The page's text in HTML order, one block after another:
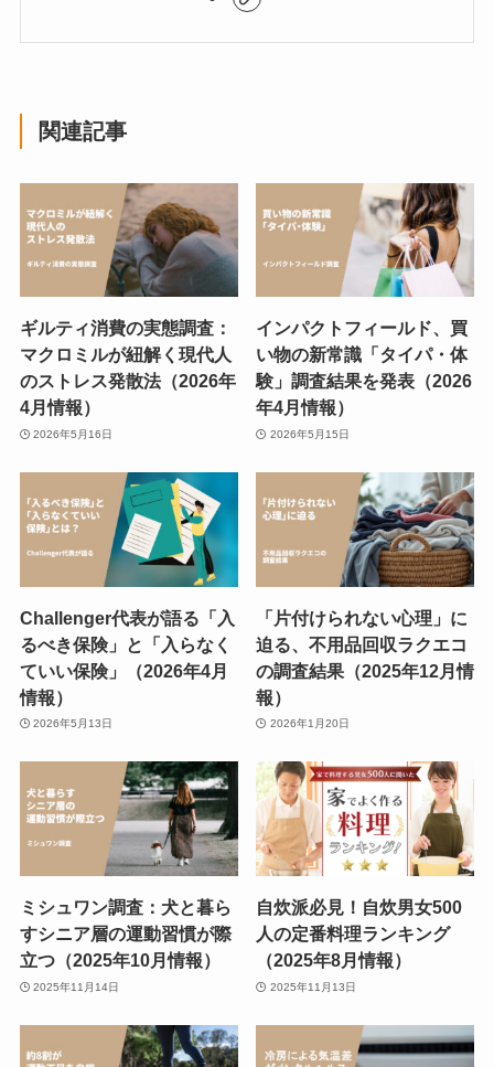
関連記事
ギルティ消費の実態調査：
マクロミルが紐解く現代人
のストレス発散法（2026年
4月情報）
2026年5月16日
インパクトフィールド、買
い物の新常識「タイパ・体
験」調査結果を発表（2026
年4月情報）
2026年5月15日
Challenger代表が語る「入
るべき保険」と「入らなく
ていい保険」（2026年4月
情報）
2026年5月13日
「片付けられない心理」に
迫る、不用品回収ラクエコ
の調査結果（2025年12月情
報）
2026年1月20日
ミシュワン調査：犬と暮ら
すシニア層の運動習慣が際
立つ（2025年10月情報）
2025年11月14日
自炊派必見！自炊男女500
人の定番料理ランキング
（2025年8月情報）
2025年11月13日